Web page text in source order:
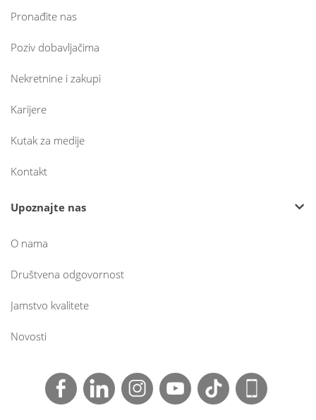
Pronađite nas
Poziv dobavljačima
Nekretnine i zakupi
Karijere
Kutak za medije
Kontakt
Upoznajte nas
O nama
Društvena odgovornost
Jamstvo kvalitete
Novosti